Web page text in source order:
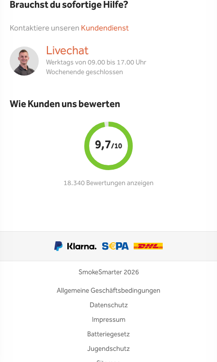
Brauchst du sofortige Hilfe?
Kontaktiere unseren Kundendienst
Livechat
Werktags von 09.00 bis 17.00 Uhr
Wochenende geschlossen
Wie Kunden uns bewerten
9,7/10
18.340 Bewertungen anzeigen
SmokeSmarter 2026
Allgemeine Geschäftsbedingungen
Datenschutz
Impressum
Batteriegesetz
Jugendschutz